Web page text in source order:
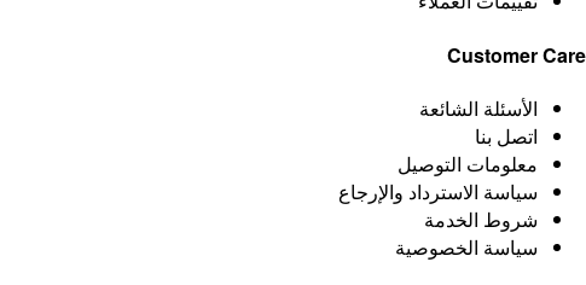
Customer Care
الأسئلة الشائعة
اتصل بنا
معلومات التوصيل
سياسة الاسترداد والإرجاع
شروط الخدمة
سياسة الخصوصية